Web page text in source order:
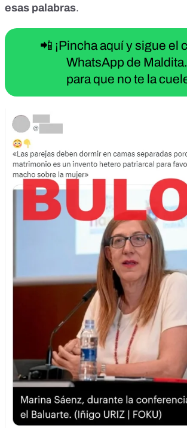
esas palabras.
📲 ¡Pincha aquí y sigue el
WhatsApp de
para que no te la